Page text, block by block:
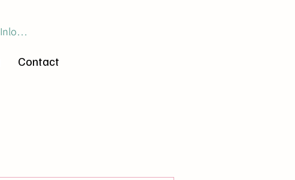
Inloggen
Contact